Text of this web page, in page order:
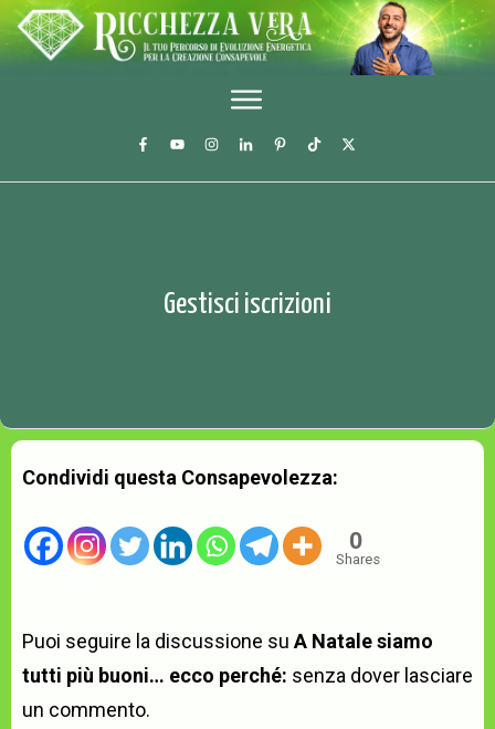
Gestisci iscrizioni
Condividi questa Consapevolezza:
0
Shares
Puoi seguire la discussione su A Natale siamo
tutti più buoni… ecco perché: senza dover lasciare
un commento.